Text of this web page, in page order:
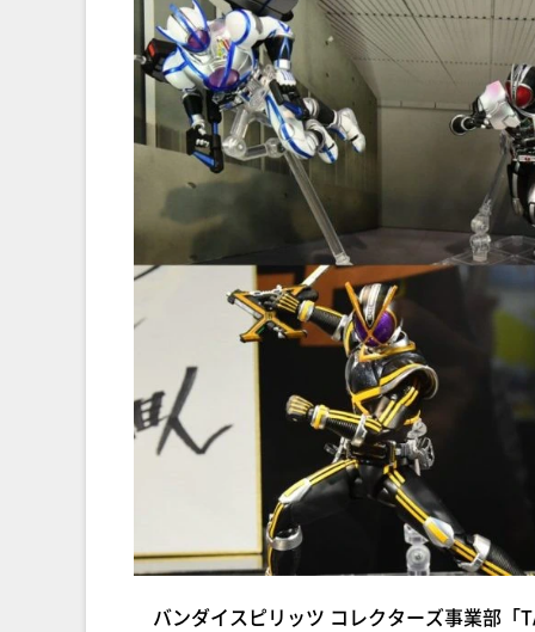
バンダイスピリッツ コレクターズ事業部「